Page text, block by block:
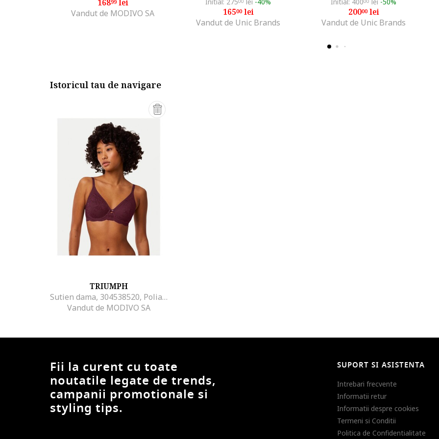
16899lei
Vandut de MODIVO SA
16500lei
Vandut de Unic Brands
20000lei
Vandut de Unic Brands
Istoricul tau de navigare
TRIUMPH
Sutien dama, 304538520, Poliamida/Elastan, Rosu, Rosu
Vandut de MODIVO SA
Fii la curent cu toate
noutatile legate de trends,
campanii promotionale si
styling tips.
SUPORT SI ASISTENTA
Intrebari frecvente
Informatii retur
Informatii despre cookies
Termeni si Conditii
Politica de Confidentialitate